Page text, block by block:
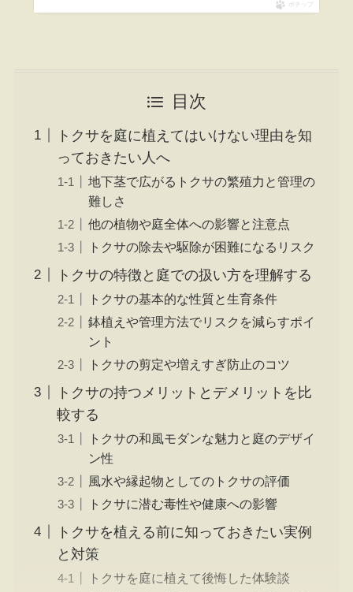
ポチップ
目次
トクサを庭に植えてはいけない理由を知
っておきたい人へ
地下茎で広がるトクサの繁殖力と管理の
難しさ
他の植物や庭全体への影響と注意点
トクサの除去や駆除が困難になるリスク
トクサの特徴と庭での扱い方を理解する
トクサの基本的な性質と生育条件
鉢植えや管理方法でリスクを減らすポイ
ント
トクサの剪定や増えすぎ防止のコツ
トクサの持つメリットとデメリットを比
較する
トクサの和風モダンな魅力と庭のデザイ
ン性
風水や縁起物としてのトクサの評価
トクサに潜む毒性や健康への影響
トクサを植える前に知っておきたい実例
と対策
トクサを庭に植えて後悔した体験談